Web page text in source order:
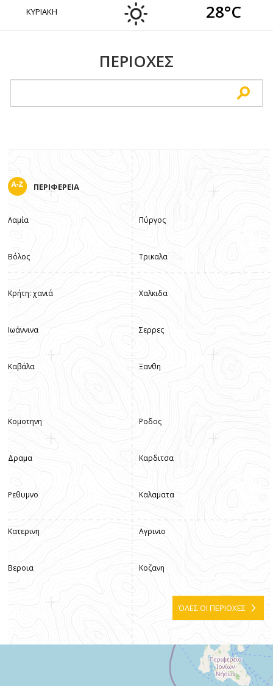
ΚΥΡΙΑΚΗ 28°C
ΠΕΡΙΟΧΕΣ
ΠΕΡΙΦΕΡΕΙΑ
Λαμία
Βόλος
Κρήτη: χανιά
Ιωάννινα
Καβάλα
Πύργος
Τρικαλα
Χαλκιδα
Σερρες
Ξανθη
Κομοτηνη
Δραμα
Ρεθυμνο
Κατερινη
Βεροια
Ροδος
Καρδιτσα
Καλαματα
Αγρινιο
Κοζανη
ΌΛΕΣ ΟΙ ΠΕΡΙΟΧΕΣ